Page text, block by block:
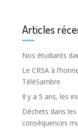
Articles
Nos étudiants
Le CRSA à
TéléSambre
Il y a 5 ans, les
Déchets dans
conséquences